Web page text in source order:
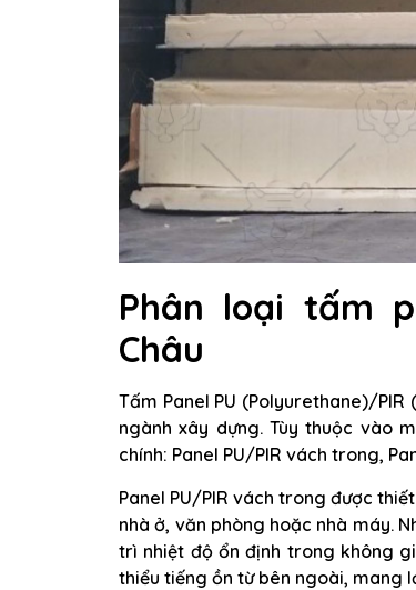
Phân loại tấm
Châu
Tấm Panel PU (Polyurethane)/
ngành xây dựng. Tùy thuộc vào
chính: Panel PU/PIR vách trong,
Panel PU/PIR vách trong được
nhà ở, văn phòng hoặc nhà máy.
trì nhiệt độ ổn định trong không
thiểu tiếng ồn từ bên ngoài, mang